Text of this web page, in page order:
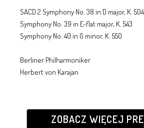
SACD 2 Symphony No. 38 in D major, K.
Symphony No. 39 in E-flat major, K. 543
Symphony No. 40 in G minor, K. 550
Berliner Philharmoniker
Herbert von Karajan
ZOBACZ WIĘCEJ